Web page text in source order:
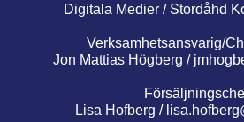
Digitala Medier / Stordåhd
Verksamhetsansvarig/
Jon Mattias Högberg /
Lisa Hofberg /